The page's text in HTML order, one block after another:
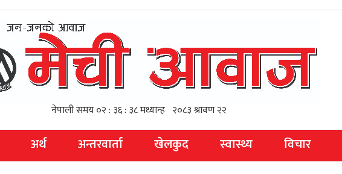
अर्थ अन्तरवार्ता खेलकुद स्वास्थ्य विचार